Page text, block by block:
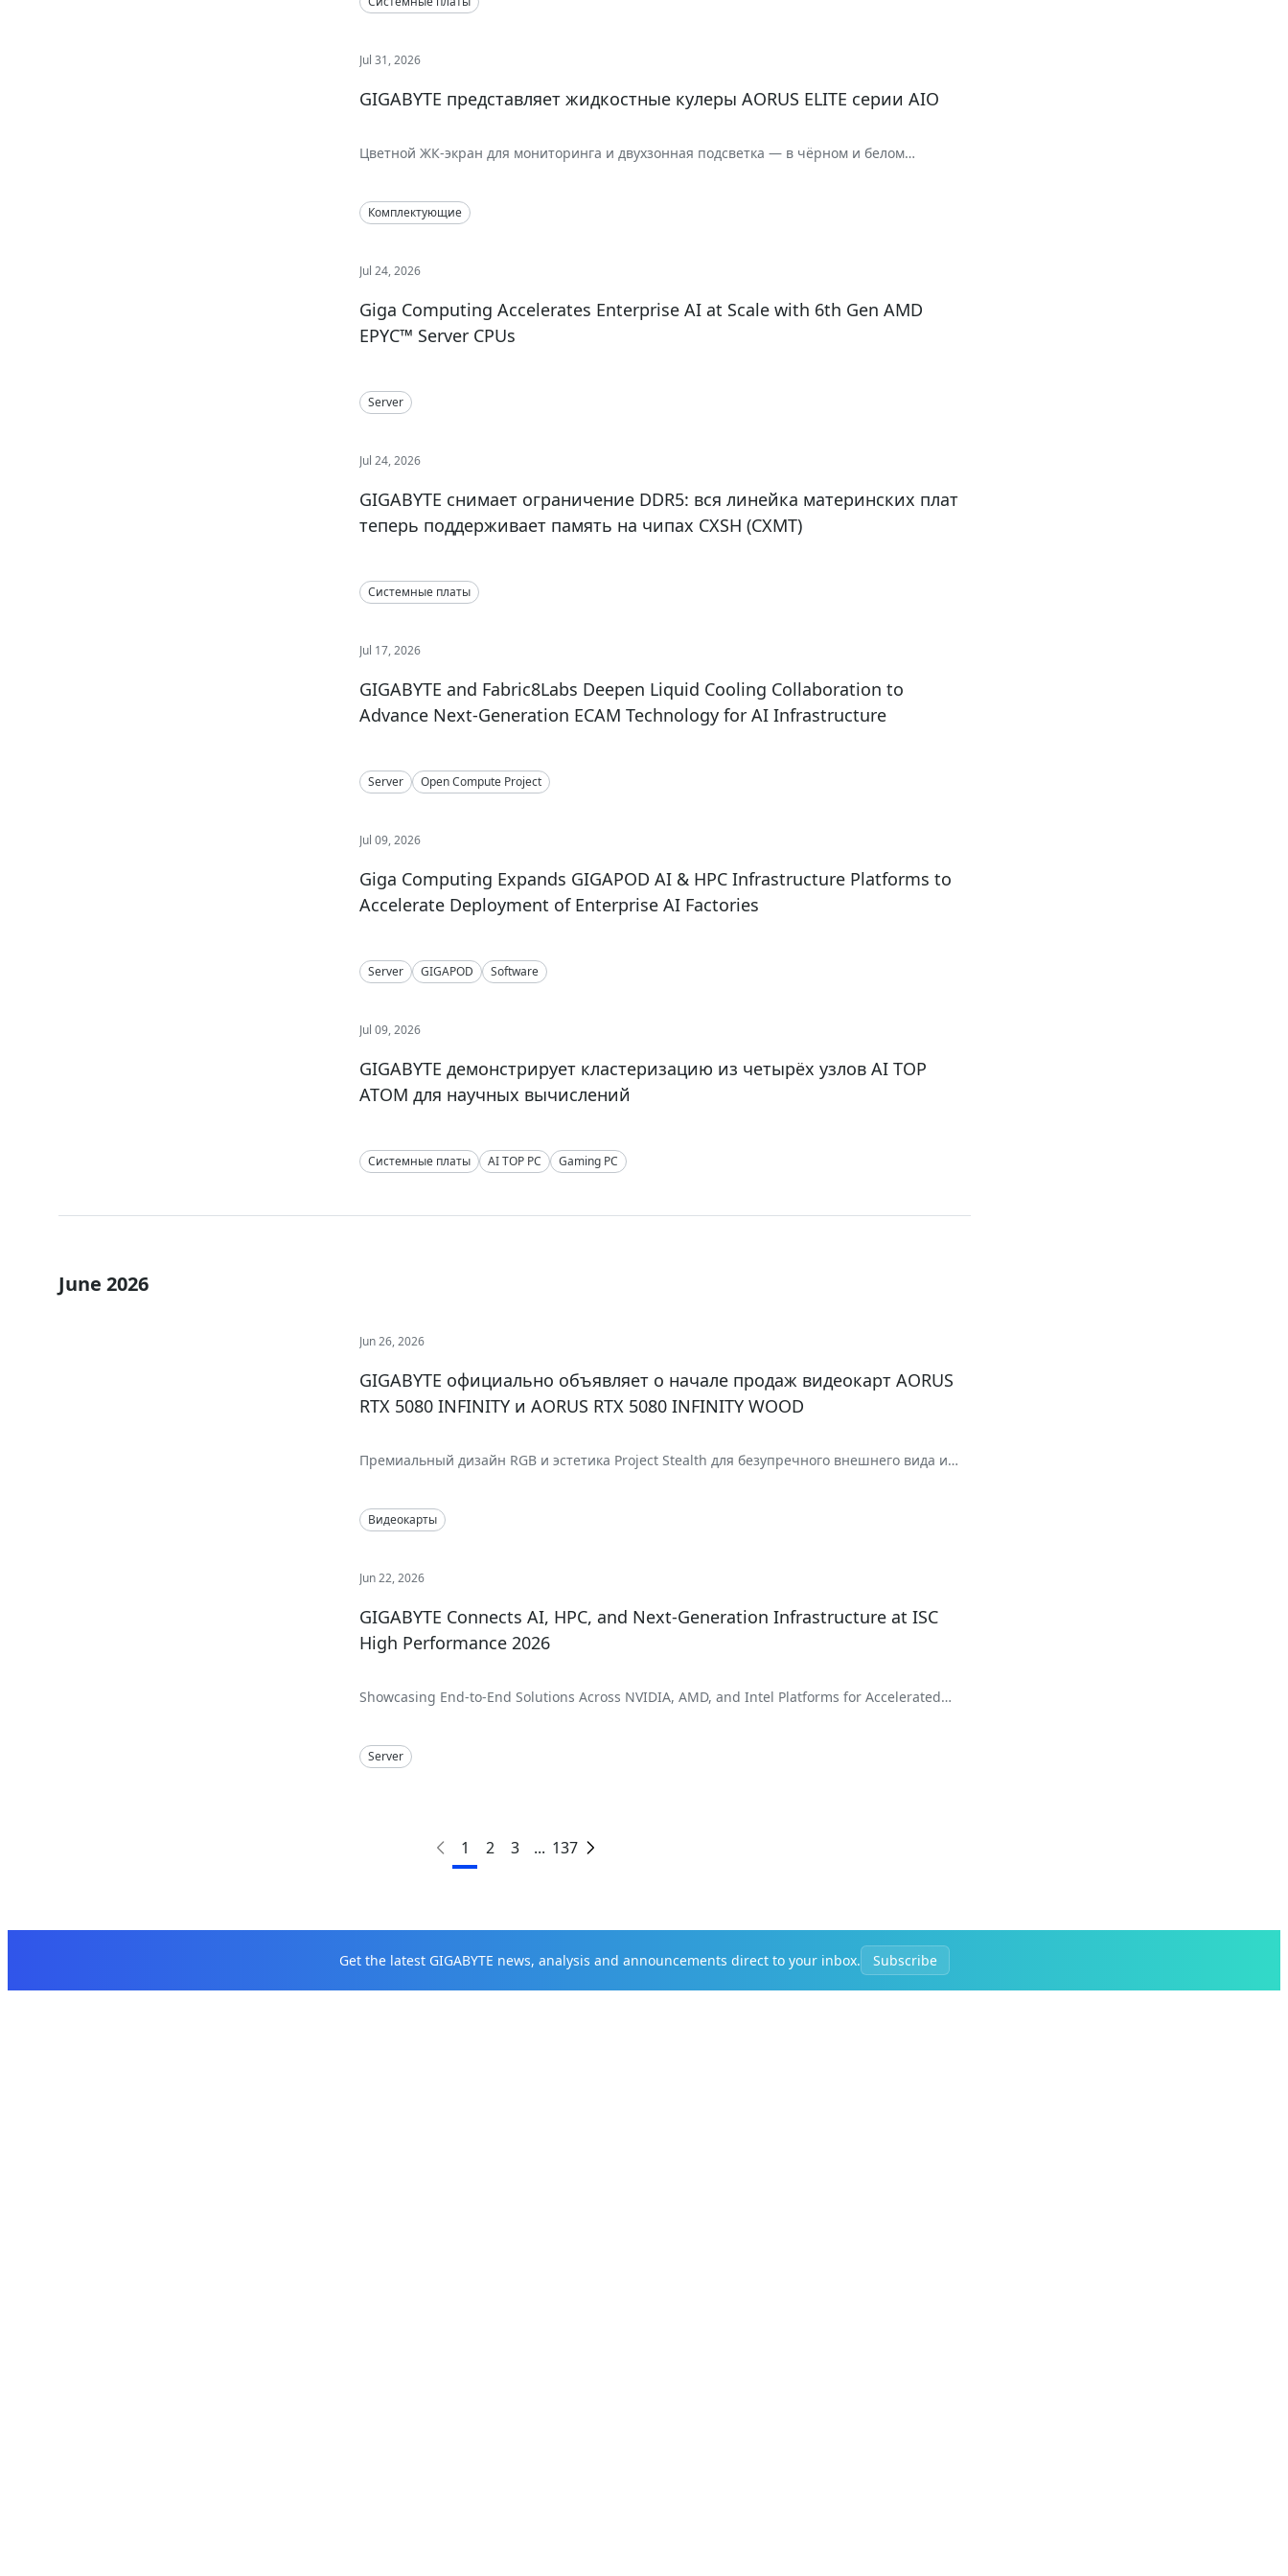
Jul 31, 2026
GIGABYTE представляет жидкостные кулеры AORUS ELITE серии AIO
Цветной ЖК-экран для мониторинга и двухзонная подсветка — в чёрном и белом
Комплектующие
Jul 24, 2026
Giga Computing Accelerates Enterprise AI at Scale with 6th Gen AMD
EPYC™ Server CPUs
Server
Jul 24, 2026
GIGABYTE снимает ограничение DDR5: вся линейка материнских плат
теперь поддерживает память на чипах CXSH (CXMT)
Системные платы
Jul 17, 2026
GIGABYTE and Fabric8Labs Deepen Liquid Cooling Collaboration to
Advance Next-Generation ECAM Technology for AI Infrastructure
Server Open Compute Project
Jul 09, 2026
Giga Computing Expands GIGAPOD AI & HPC Infrastructure Platforms to
Accelerate Deployment of Enterprise AI Factories
Server GIGAPOD Software
Jul 09, 2026
GIGABYTE демонстрирует кластеризацию из четырёх узлов AI TOP
ATOM для научных вычислений
Системные платы AI TOP PC Gaming PC
June 2026
Jun 26, 2026
GIGABYTE официально объявляет о начале продаж видеокарт AORUS
RTX 5080 INFINITY и AORUS RTX 5080 INFINITY WOOD
Премиальный дизайн RGB и эстетика Project Stealth для безупречного внешнего вида и
Видеокарты
Jun 22, 2026
GIGABYTE Connects AI, HPC, and Next-Generation Infrastructure at ISC
High Performance 2026
Showcasing End-to-End Solutions Across NVIDIA, AMD, and Intel Platforms for Accelerated
Server
1 2 3 ... 137
Get the latest GIGABYTE news, analysis and announcements direct to your inbox. Subscribe